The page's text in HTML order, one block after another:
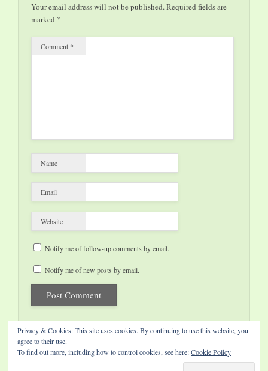
incontreremo in
libreria per leggere…
Your email address will not be published.Required fields are
marked *
Comment *
Name
Email
Website
Notify me of follow-up comments by email.
Notify me of new posts by email.
Privacy & Cookies: This site uses cookies. By continuing to use this website, you
agree to their use.
To find out more, including how to control cookies, see here:Cookie Policy